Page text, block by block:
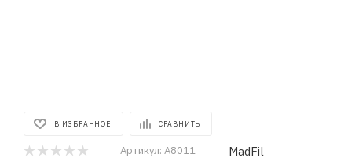
В ИЗБРАННОЕ СРАВНИТЬ
Артикул: A8011 MadFil